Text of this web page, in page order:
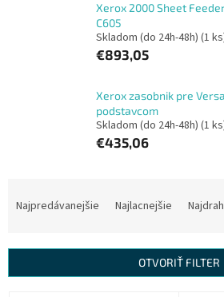
Xerox 2000 Sheet
C605
Skladom (do 24h-48h) (1
€893,05
Xerox zasobnik pre
podstavcom
Skladom (do 24h-48h) (1
€435,06
i
Najpredávanejšie Najlacnejšie
OTVORIŤ FILTER